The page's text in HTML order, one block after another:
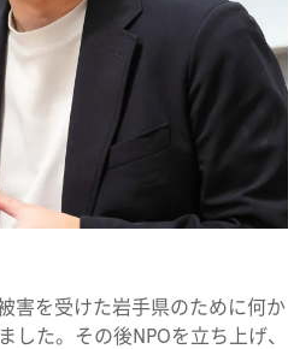
害を受けた岩手県のために何か
た。その後NPOを立ち上げ、